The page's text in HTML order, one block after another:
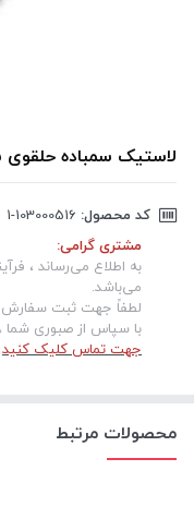
لاستیک سمباده حلقوی 45
کد محصول:
مشتری گرامی:
به اطلاع می‌رساند ،
می‌باشد.
لطفاً جهت ثبت سفارش
با سپاس از صبوری شما
جهت تماس کلیک کنید
محصولات مرتبط